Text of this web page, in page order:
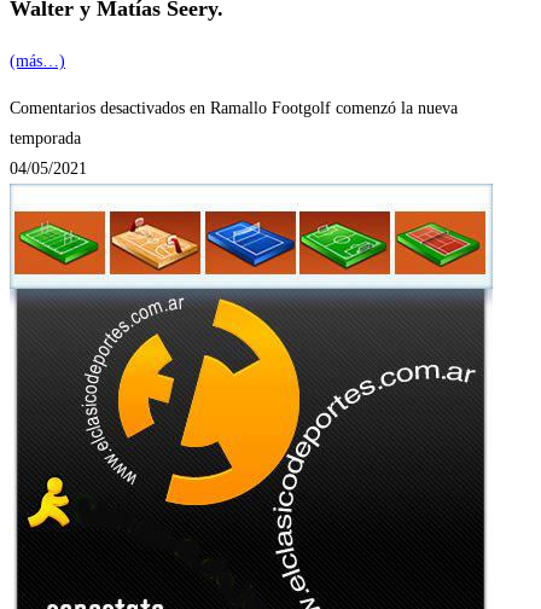
Walter y Matías Seery.
(más…)
Comentarios desactivados en Ramallo Footgolf comenzó la nueva
temporada
04/05/2021